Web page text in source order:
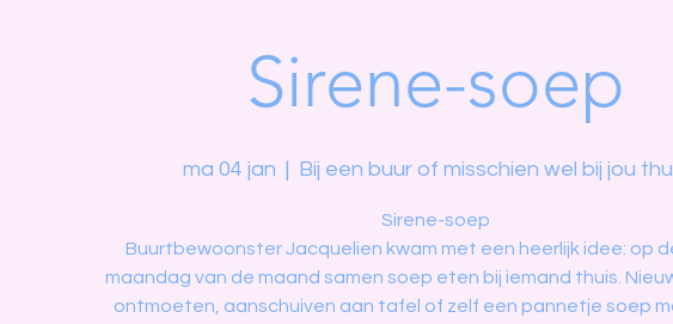
Sirene-soep
ma 04 jan
  |
Bij een buur of misschien wel bij jou
Sirene-soep
Buurtbewoonster Jacquelien kwam met een heerlijk idee: op
maandag van de maand samen soep eten bij iemand thuis.
ontmoeten, aanschuiven aan tafel of zelf een pannetje soep